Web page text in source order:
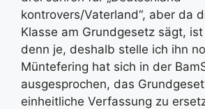
kontrovers/Vaterland“, aber da
Klasse am Grundgesetz sägt,
denn je, deshalb stelle ich ihn
Müntefering hat sich in der
ausgesprochen, das
einheitliche Verfassung zu